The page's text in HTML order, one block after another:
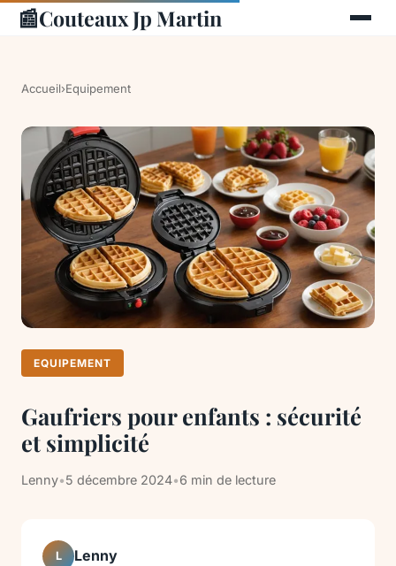
📰Couteaux Jp Martin
Accueil›Equipement
EQUIPEMENT
Gaufriers pour enfants : sécurité
et simplicité
Lenny•5 décembre 2024•6 min de lecture
L Lenny